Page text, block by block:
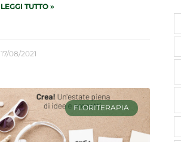
LEGGI TUTTO »
17/08/2021
FLORITERAPIA